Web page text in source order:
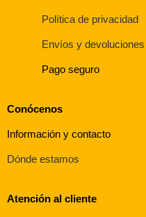
Política de privacidad
Envíos y devoluciones
Pago seguro
Conócenos
Información y contacto
Dónde estamos
Atención al cliente